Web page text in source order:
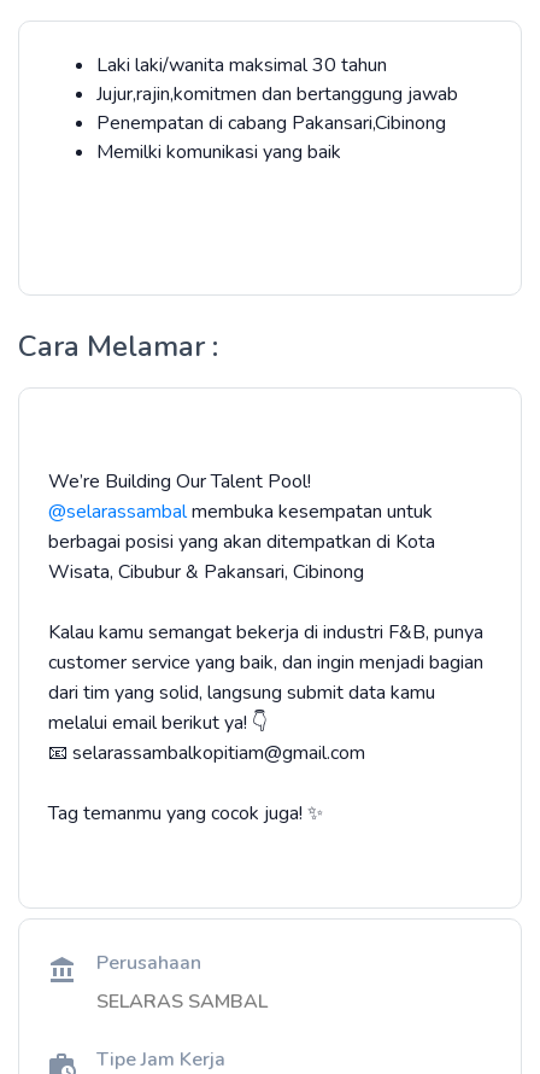
Laki laki/wanita maksimal 30 tahun
Jujur,rajin,komitmen dan bertanggung jawab
Penempatan di cabang Pakansari,Cibinong
Memilki komunikasi yang baik
Cara Melamar :
We’re Building Our Talent Pool!
@selarassambalmembuka kesempatan untuk
berbagai posisi yang akan ditempatkan di Kota
Wisata, Cibubur & Pakansari, Cibinong
Kalau kamu semangat bekerja di industri F&B, punya
customer service yang baik, dan ingin menjadi bagian
dari tim yang solid, langsung submit data kamu
melalui email berikut ya! 👇
📧 selarassambalkopitiam@gmail.com
Tag temanmu yang cocok juga! ✨
Perusahaan
SELARAS SAMBAL
Tipe Jam Kerja